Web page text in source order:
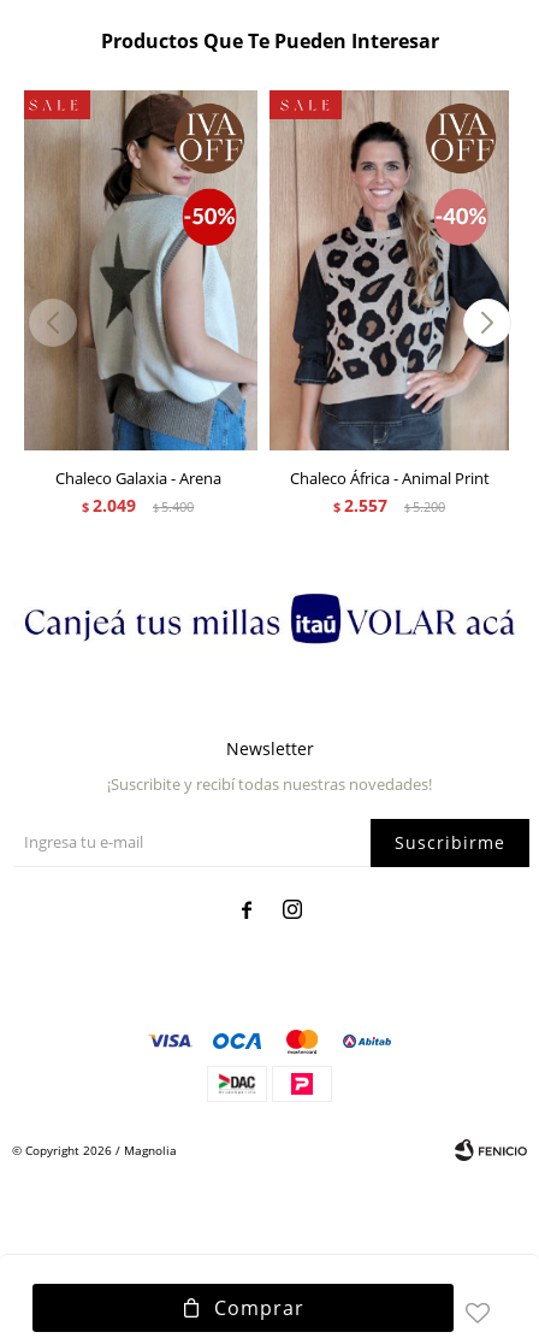
Comprar
Productos Que Te Pueden Interesar
Chaleco Galaxia - Arena
$ 2.049 $5.400
Chaleco África - Animal Print
$ 2.557 $5.200
Newsletter
¡Suscribite y recibí todas nuestras novedades!
Suscribirme
 
© Copyright 2026 / Magnolia
Fenicio